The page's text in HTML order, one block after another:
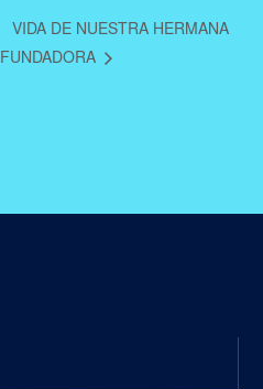
VIDA DE NUESTRA HERMANA
FUNDADORA